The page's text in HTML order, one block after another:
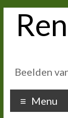
inhoud
Beelden
Menu